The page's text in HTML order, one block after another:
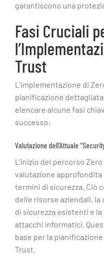
garantiscono una
Fasi Cruciali
Trust
L’implementazione di
pianificazione
elencare alcune fasi
successo:
Valutazione dell’Attuale
L’inizio del percorso
valutazione
termini di sicurezza. Ciò
delle risorse aziendali,
di sicurezza esistenti e
attacchi informatici.
base per la
Trust.